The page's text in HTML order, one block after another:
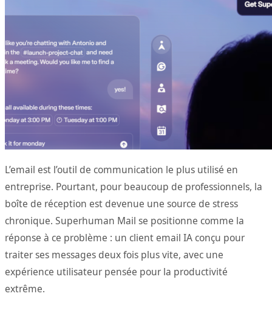
L’email est l’outil de communication le plus utilisé en
entreprise. Pourtant, pour beaucoup de professionnels, la
boîte de réception est devenue une source de stress
chronique. Superhuman Mail se positionne comme la
réponse à ce problème : un client email IA conçu pour
traiter ses messages deux fois plus vite, avec une
expérience utilisateur pensée pour la productivité
extrême.